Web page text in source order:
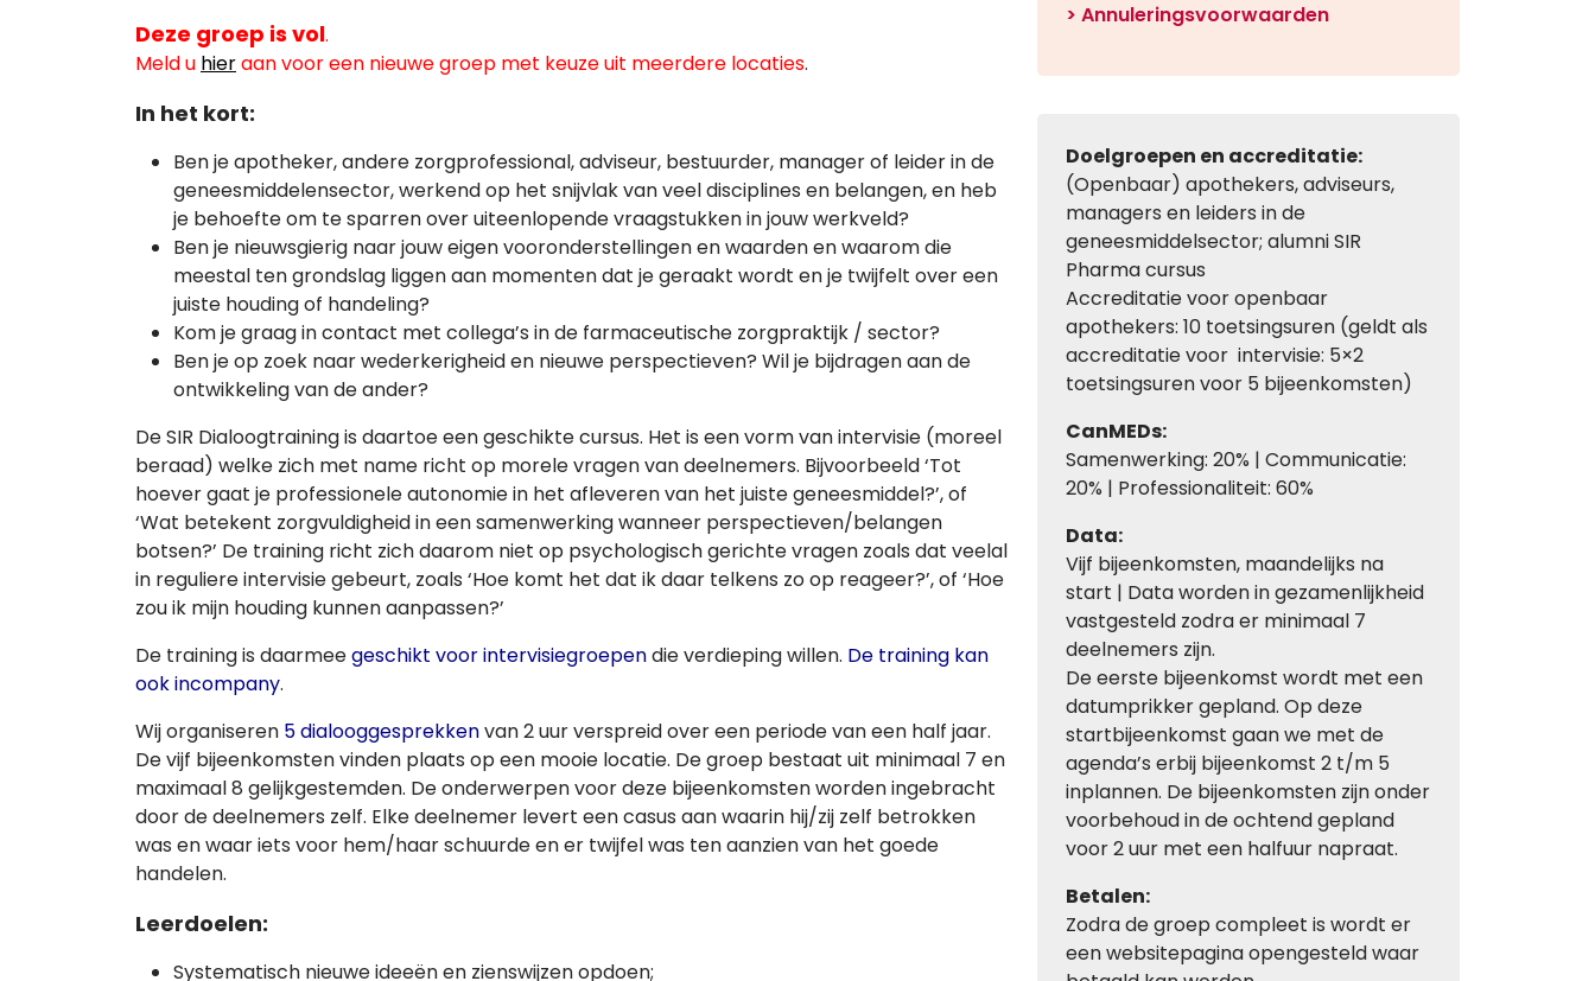
Annuleringsvoorwaarden
Doelgroepen en accreditatie:
(Openbaar) apothekers, adviseurs,
managers en leiders in de
geneesmiddelsector; alumni SIR
Pharma cursus
Accreditatie voor openbaar
apothekers: 10 toetsingsuren (geldt als
accreditatie voor intervisie: 5×2
toetsingsuren voor 5 bijeenkomsten)
CanMEDs:
Samenwerking: 20% | Communicatie:
20% | Professionaliteit: 60%
Data:
Vijf bijeenkomsten, maandelijks na
start | Data worden in gezamenlijkheid
vastgesteld zodra er minimaal 7
deelnemers zijn.
De eerste bijeenkomst wordt met een
datumprikker gepland. Op deze
startbijeenkomst gaan we met de
agenda’s erbij bijeenkomst 2 t/m 5
inplannen. De bijeenkomsten zijn onder
voorbehoud in de ochtend gepland
voor 2 uur met een halfuur napraat.
Betalen:
Zodra de groep compleet is wordt er
een websitepagina opengesteld waar
Deze groep is vol.
Meld u hieraan voor een nieuwe groep met keuze uit meerdere locaties.
In het kort:
Ben je apotheker, andere zorgprofessional, adviseur, bestuurder, manager of leider in de
geneesmiddelensector, werkend op het snijvlak van veel disciplines en belangen, en heb
je behoefte om te sparren over uiteenlopende vraagstukken in jouw werkveld?
Ben je nieuwsgierig naar jouw eigen vooronderstellingen en waarden en waarom die
meestal ten grondslag liggen aan momenten dat je geraakt wordt en je twijfelt over een
juiste houding of handeling?
Kom je graag in contact met collega’s in de farmaceutische zorgpraktijk / sector?
Ben je op zoek naar wederkerigheid en nieuwe perspectieven? Wil je bijdragen aan de
ontwikkeling van de ander?
De SIR Dialoogtraining is daartoe een geschikte cursus. Het is een vorm van intervisie (moreel
beraad) welke zich met name richt op morele vragen van deelnemers. Bijvoorbeeld ‘Tot
hoever gaat je professionele autonomie in het afleveren van het juiste geneesmiddel?’, of
‘Wat betekent zorgvuldigheid in een samenwerking wanneer perspectieven/belangen
botsen?’ De training richt zich daarom niet op psychologisch gerichte vragen zoals dat veelal
in reguliere intervisie gebeurt, zoals ‘Hoe komt het dat ik daar telkens zo op reageer?’, of ‘Hoe
zou ik mijn houding kunnen aanpassen?’
De training is daarmeegeschikt voor intervisiegroependie verdieping willen. De training kan
ook incompany.
Wij organiseren 5 dialooggesprekkenvan 2 uur verspreid over een periode van een half jaar.
De vijf bijeenkomsten vinden plaats op een mooie locatie. De groep bestaat uit minimaal 7 en
maximaal 8 gelijkgestemden. De onderwerpen voor deze bijeenkomsten worden ingebracht
door de deelnemers zelf. Elke deelnemer levert een casus aan waarin hij/zij zelf betrokken
was en waar iets voor hem/haar schuurde en er twijfel was ten aanzien van het goede
handelen.
Leerdoelen:
Systematisch nieuwe ideeën en zienswijzen opdoen;